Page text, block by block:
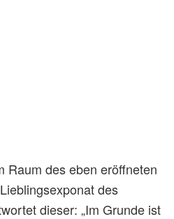
Raum des eben eröffneten
des
dieser: „Im Grunde ist